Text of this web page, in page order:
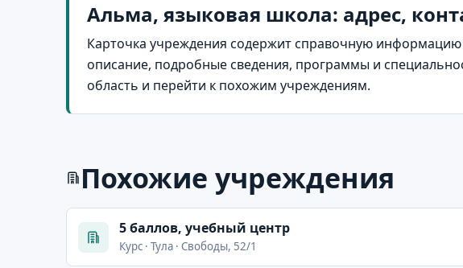
Альма, языковая школа: адрес,
Карточка учреждения содержит справочную
описание, подробные сведения, программы и
область и перейти к похожим учреждениям.
Похожие учреждения
5 баллов, учебный центр
Курс · Тула · Свободы, 52/1